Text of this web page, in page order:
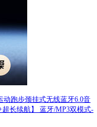
动跑步颈挂式无线蓝牙6.0音
长续航】 蓝牙/MP3双模式-